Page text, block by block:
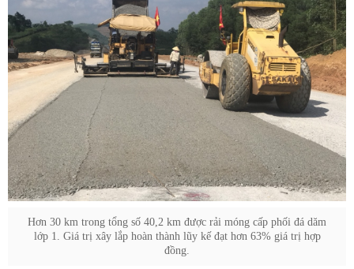
Hơn 30 km trong tổng số 40,2 km được rải móng cấp phối đá dăm
lớp 1. Giá trị xây lắp hoàn thành lũy kế đạt hơn 63% giá trị hợp
đồng.